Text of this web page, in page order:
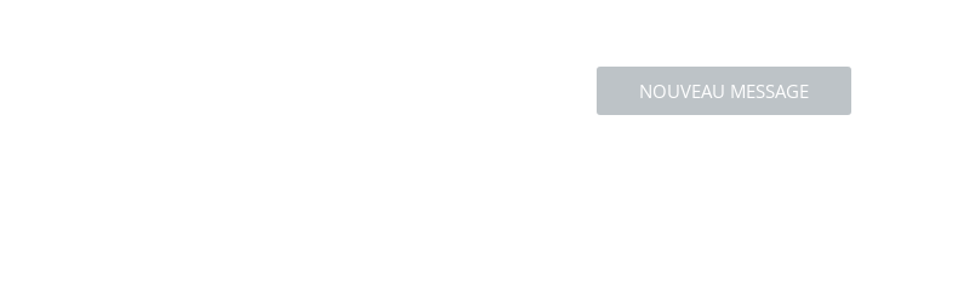
NOUVEAU MESSAGE